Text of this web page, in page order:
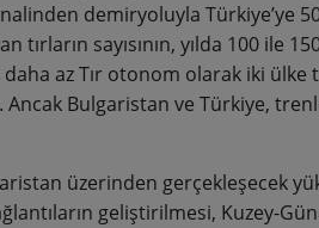
demiryoluyla Türkiye’ye 50
sayısının, yılda 100 ile
az Tır otonom olarak iki ülke
Bulgaristan ve Türkiye,
üzerinden gerçekleşecek yük
geliştirilmesi, Kuzey-